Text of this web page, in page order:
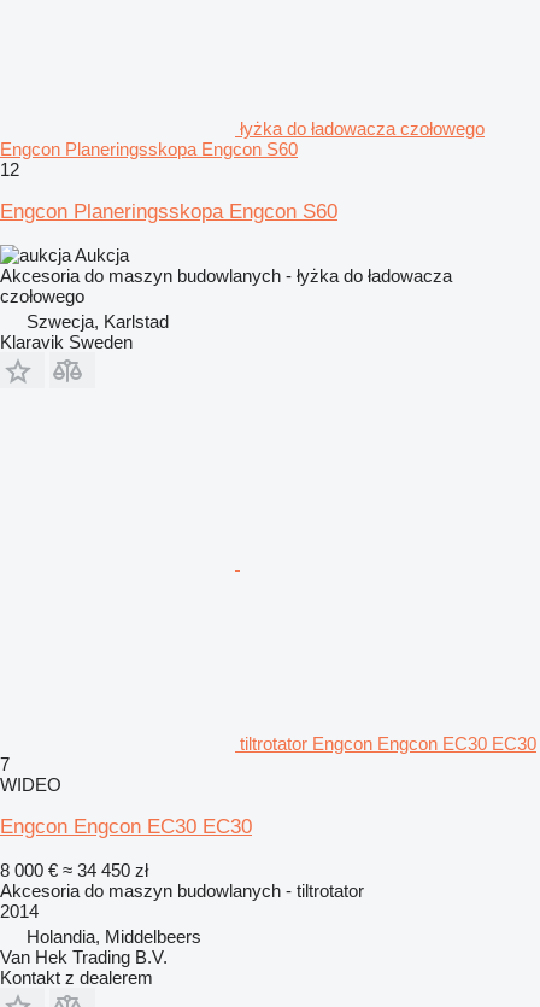
łyżka do ładowacza czołowego
Engcon Planeringsskopa Engcon S60
12
Engcon Planeringsskopa Engcon S60
Aukcja
Akcesoria do maszyn budowlanych - łyżka do ładowacza
czołowego
Szwecja, Karlstad
Klaravik Sweden
tiltrotator Engcon Engcon EC30 EC30
7
WIDEO
Engcon Engcon EC30 EC30
8 000 € ≈ 34 450 zł
Akcesoria do maszyn budowlanych - tiltrotator
2014
Holandia, Middelbeers
Van Hek Trading B.V.
Kontakt z dealerem